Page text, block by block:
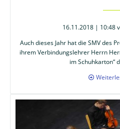
16.11.2018 | 10:48
Auch dieses Jahr hat die SMV des
ihrem Verbindungslehrer Herrn
im Schuhkarton“